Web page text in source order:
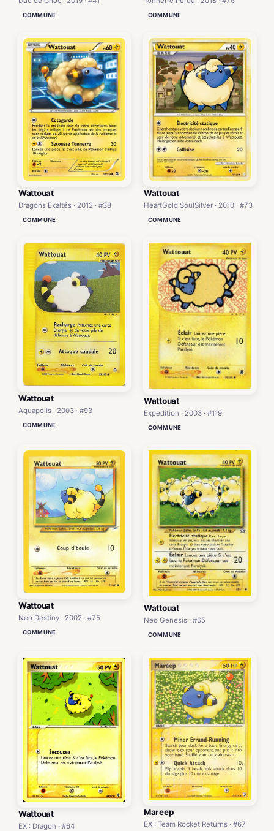
COMMUNE COMMUNE
Wattouat
Dragons Exaltés · 2012 · #38
COMMUNE
Wattouat
HeartGold SoulSilver · 2010 · #73
COMMUNE
Wattouat
Aquapolis · 2003 · #93
COMMUNE
Wattouat
Expedition · 2003 · #119
COMMUNE
Wattouat
Neo Destiny · 2002 · #75
COMMUNE
Wattouat
Neo Genesis · #65
COMMUNE
Wattouat
EX : Dragon · #64
Mareep
EX : Team Rocket Returns · #67